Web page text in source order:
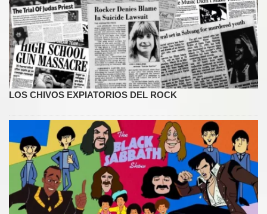
LOS CHIVOS EXPIATORIOS DEL ROCK